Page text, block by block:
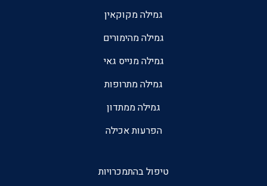
גמילה מקוקאין
גמילה מהימורים
גמילה מנייס גאי
גמילה מתרופות
גמילה ממתדון
הפרעות אכילה
טיפול בהתמכרויות